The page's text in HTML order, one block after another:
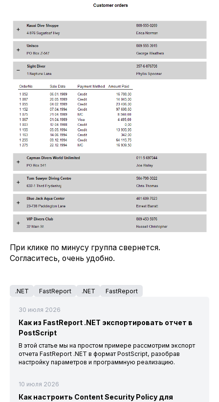
При клике по минусу группа свернется.
Согласитесь, очень удобно.
.NET FastReport .NET FastReport
30 июля 2026
Как из FastReport .NET экспортировать отчет в
PostScript
В этой статье мы на простом примере рассмотрим экспорт
отчета FastReport .NET в формат PostScript, разобрав
настройку параметров и программную реализацию.
10 июля 2026
Как настроить Content Security Policy для